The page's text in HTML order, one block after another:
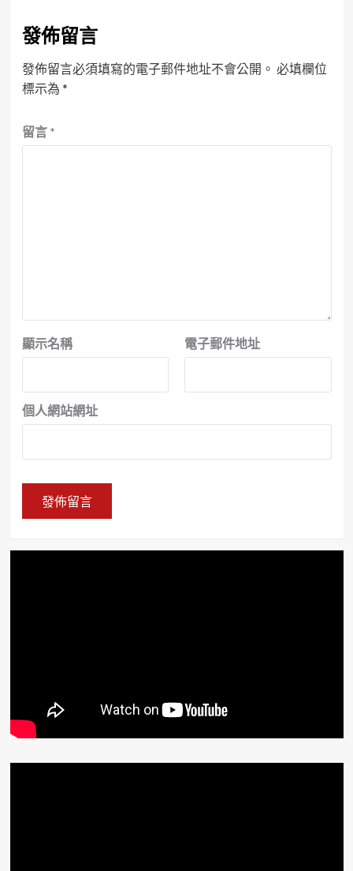
發佈留言
發佈留言必須填寫的電子郵件地址不會公開。 必填欄位
標示為 *
留言 *
顯示名稱 電子郵件地址
個人網站網址